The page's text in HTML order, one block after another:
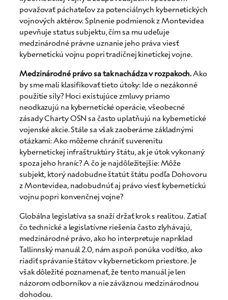
považovať páchateľov za potenciálnych kybernetických
vojnových aktérov. Splnenie podmienok z Montevidea
upevňuje status subjektu, čím sa mu udeľuje
medzinárodné právne uznanie jeho práva viesť
kybernetickú vojnu popri tradičnej kinetickej vojne.
Medzinárodné právo sa tak nachádza v rozpakoch.Ako
by sme mali klasifikovať tieto útoky: Ide o nezákonné
použitie sily? Hoci existujúce zmluvy priamo
neodkazujú na kybernetické operácie, všeobecné
zásady Charty OSN sa často uplatňujú na kybernetické
vojenské akcie. Stále sa však zaoberáme základnými
otázkami: Ako môžeme chrániť suverenitu
kybernetickej infraštruktúry štátu, ak je útok vykonaný
spoza jeho hraníc? A čo je najdôležitejšie: Môže
subjekt, ktorý nadobudne štatút štátu podľa Dohovoru
z Montevidea, nadobudnúť aj právo viesť kybernetickú
vojnu popri konvenčnej vojne?
Globálna legislatíva sa snaží držať krok s realitou. Zatiaľ
čo technické a legislatívne riešenia často zlyhávajú,
medzinárodné právo, ako ho interpretuje napríklad
Tallinnský manuál 2.0, nám aspoň ponúka vodítko, ako
riadiť správanie štátov v kybernetickom priestore. Je
však dôležité poznamenať, že tento manuál je len
názorom odborníkov a nie záväznou medzinárodnou
dohodou.